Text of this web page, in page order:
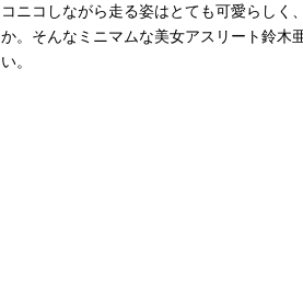
コニコしながら走る姿はとても可愛らし
か。そんなミニマムな美女アスリート鈴木
い。